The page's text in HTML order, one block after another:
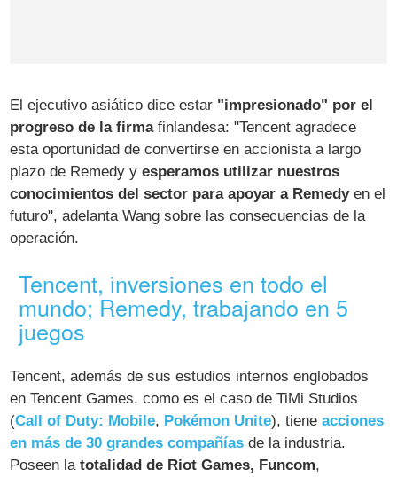
El ejecutivo asiático dice estar "impresionado" por el
progreso de la firmafinlandesa: "Tencent agradece
esta oportunidad de convertirse en accionista a largo
plazo de Remedy yesperamos utilizar nuestros
conocimientos del sector para apoyar a Remedyen el
futuro", adelanta Wang sobre las consecuencias de la
operación.
Tencent, inversiones en todo el
mundo; Remedy, trabajando en 5
juegos
Tencent, además de sus estudios internos englobados
en Tencent Games, como es el caso de TiMi Studios
(Call of Duty: Mobile, Pokémon Unite), tieneacciones
en más de 30 grandes compañías de la industria.
Poseen latotalidad de Riot Games, Funcom,